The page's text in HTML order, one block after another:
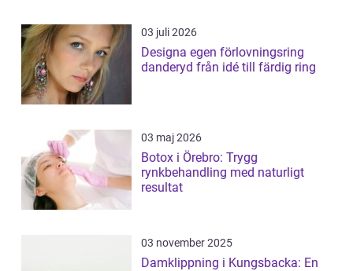
03 juli 2026
Designa egen förlovningsring
danderyd från idé till färdig ring
03 maj 2026
Botox i Örebro: Trygg
rynkbehandling med naturligt
resultat
03 november 2025
Damklippning i Kungsbacka: En